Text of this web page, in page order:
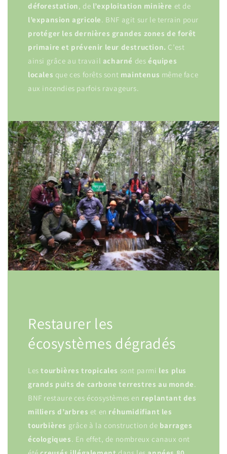
déforestation, de l’exploitation minière et de
l’expansion agricole. BNF agit sur le terrain pour
protéger les dernières grandes zones de forêt
primaire et prévenir leur destruction. C’est
ainsi grâce au travail acharné deséquipes
locales que ces forêts sont maintenus même face
aux incendies parfois ravageurs.
Restaurer les
écosystèmes dégradés
Lestourbières tropicales sont parmi les plus
grands puits de carbone terrestres au monde.
BNF restaure ces écosystèmes en replantant des
milliers d’arbres et en réhumidifiant les
tourbières grâce à la construction de barrages
écologiques. En effet, de nombreux canaux ont